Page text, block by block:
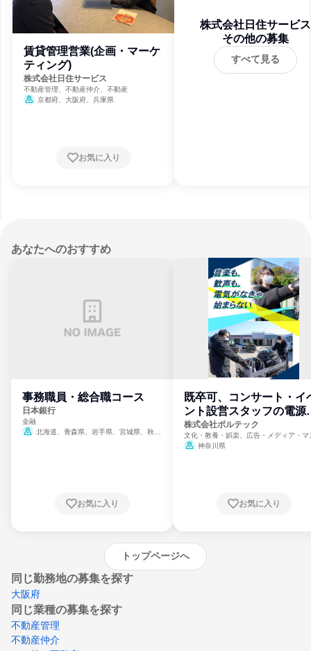
賃貸管理営業(企画・マーケ
ティング)
株式会社日住サービス
不動産管理、不動産仲介、不動産
京都府、大阪府、兵庫県
お気に入り
株式会社日住サービス
その他の募集
すべて見る
あなたへのおすすめ
事務職員・総合職コース
日本銀行
金融
北海道、青森県、岩手県、宮城県、秋田
崎県、熊本県、大分県、宮崎県、鹿児島県、
お気に入り
既卒可、コンサート・イ
ント設営スタッフの電源
門
株式会社ボルテック
文化・教養・娯楽、広告・メディア・マ
ミ、電力・ガス・水道・エネルギー
神奈川県
お気に入り
トップページへ
同じ勤務地の募集を探す
大阪府
同じ業種の募集を探す
不動産管理
不動産仲介